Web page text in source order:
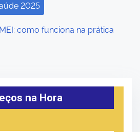
2025
como funciona na prática